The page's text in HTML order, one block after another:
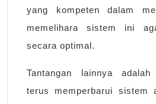
yang kompeten dalam
memelihara sistem ini
secara optimal.
Tantangan lainnya
terus memperbarui sistem